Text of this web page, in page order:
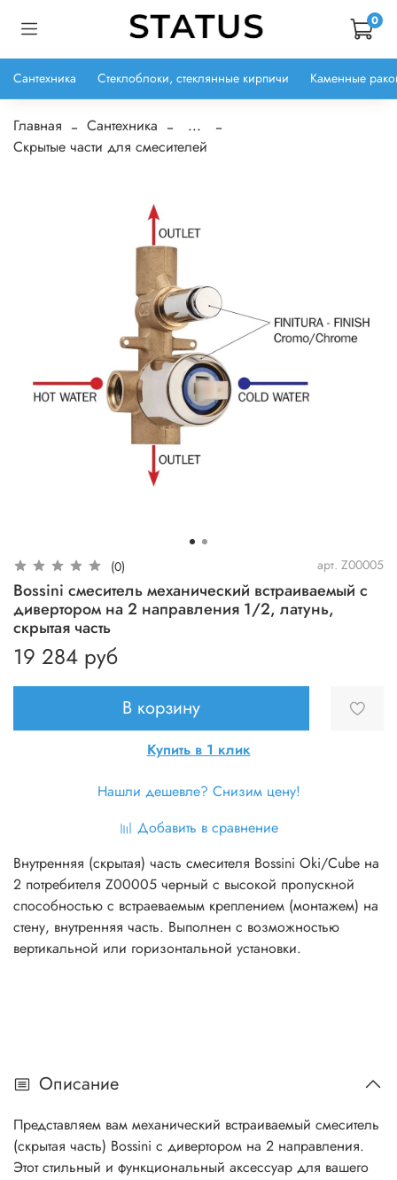
0
Сантехника Стеклоблоки, стеклянные кирпичи Каменные
Главная Сантехника
...
Скрытые части для смесителей
(0) арт. Z00005
Bossini смеситель механический встраиваемый с
дивертором на 2 направления 1/2, латунь,
скрытая часть
19 284 руб
В корзину
Купить в 1 клик
Нашли дешевле? Снизим цену!
Добавить в сравнение
Внутренняя (скрытая) часть смесителя Bossini Oki/Cube на
2 потребителя Z00005 черный с высокой пропускной
способностью с встраеваемым креплением (монтажем) на
стену, внутренняя часть. Выполнен с возможностью
вертикальной или горизонтальной установки.
Описание
Представляем вам механический встраиваемый смеситель
(скрытая часть) Bossini с дивертором на 2 направления.
Этот стильный и функциональный аксессуар для вашего